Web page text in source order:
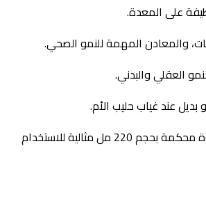
على المعدة.
والمعادن المهمة للنمو الصحي.
العقلي والبدني.
عند غياب حليب الأم.
سهل الاستخدام مع عبوة محكمة بحجم 220 مل مثالية للاستخدام